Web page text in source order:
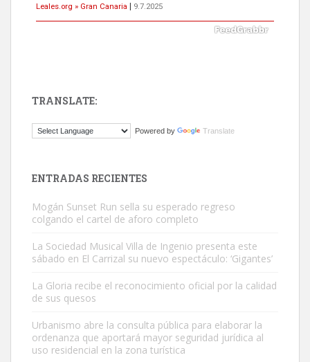
Leales.org » Gran Canaria
9.7.2025
El ayuntamiento se va a llevar a Los Gatos callejeros de la zona los
Este gato macho ha aparecido en la calle hace menos de un mes,
Leales.org » Gran Canaria | 9.7.2025
TRANSLATE:
Powered by Translate
ENTRADAS RECIENTES
Mogán Sunset Run sella su esperado regreso
colgando el cartel de aforo completo
La Sociedad Musical Villa de Ingenio presenta este
sábado en El Carrizal su nuevo espectáculo: ‘Gigantes’
La Gloria recibe el reconocimiento oficial por la calidad
de sus quesos
Urbanismo abre la consulta pública para elaborar la
ordenanza que aportará mayor seguridad jurídica al
uso residencial en la zona turística